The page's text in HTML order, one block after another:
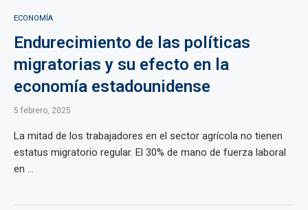
ECONOMÍA
Endurecimiento de las políticas
migratorias y su efecto en la
economía estadounidense
5 febrero, 2025
La mitad de los trabajadores en el sector agrícola no tienen
estatus migratorio regular. El 30% de mano de fuerza laboral
en ...